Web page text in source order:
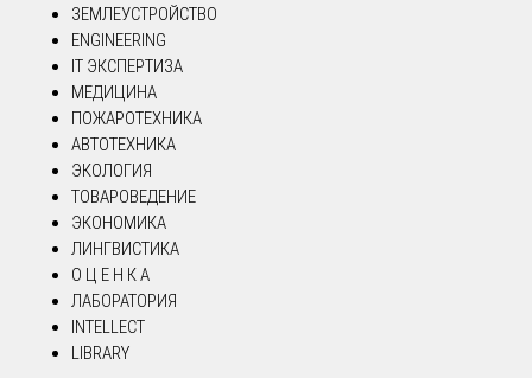
ЗЕМЛЕУСТРОЙСТВО
ENGINEERING
IT ЭКСПЕРТИЗА
МЕДИЦИНА
ПОЖАРОТЕХНИКА
АВТОТЕХНИКА
ЭКОЛОГИЯ
ТОВАРОВЕДЕНИЕ
ЭКОНОМИКА
ЛИНГВИСТИКА
О Ц Е Н К А
ЛАБОРАТОРИЯ
INTELLECT
LIBRARY